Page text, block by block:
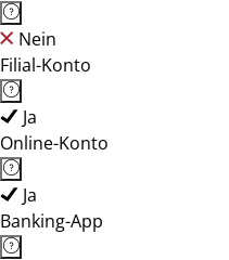
Nein
Filial-Konto
Ja
Online-Konto
Ja
Banking-App